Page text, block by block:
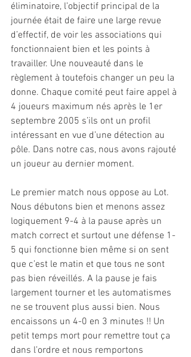
éliminatoire, l’objectif principal de la
journée était de faire une large revue
d’effectif, de voir les associations qui
fonctionnaient bien et les points à
travailler. Une nouveauté dans le
règlement à toutefois changer un peu la
donne. Chaque comité peut faire appel à
4 joueurs maximum nés après le 1er
septembre 2005 s’ils ont un profil
intéressant en vue d’une détection au
pôle. Dans notre cas, nous avons rajouté
un joueur au dernier moment.
Le premier match nous oppose au Lot.
Nous débutons bien et menons assez
logiquement 9-4 à la pause après un
match correct et surtout une défense 1-
5 qui fonctionne bien même si on sent
que c’est le matin et que tous ne sont
pas bien réveillés. A la pause je fais
largement tourner et les automatismes
ne se trouvent plus aussi bien. Nous
encaissons un 4-0 en 3 minutes !! Un
petit temps mort pour remettre tout ça
dans l’ordre et nous remportons